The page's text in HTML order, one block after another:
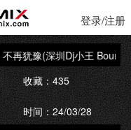
登录/注册
再犹豫(深圳Dj小王 Bounce
收藏：435
时间：24/03/28